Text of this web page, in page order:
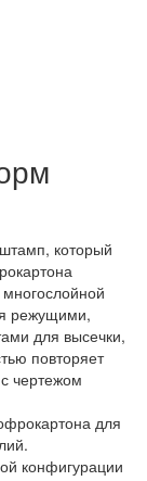
который
режущими,
для высечки,
повторяет
чертежом
для
конфигурации